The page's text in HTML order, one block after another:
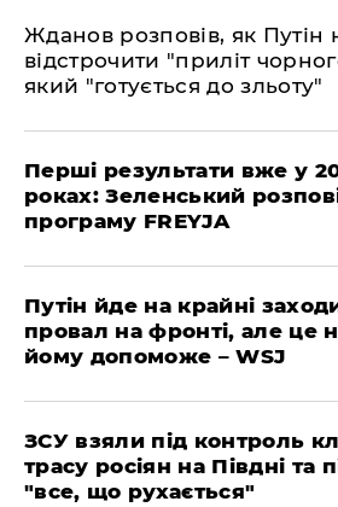
Жданов розповів, як Путін
відстрочити "приліт
який "готується до зльоту"
Перші результати вже у
роках: Зеленський
програму FREYJA
Путін йде на крайні
провал на фронті, але це
йому допоможе – WSJ
ЗСУ взяли під контроль
трасу росіян на Півдні та
"все, що рухається"